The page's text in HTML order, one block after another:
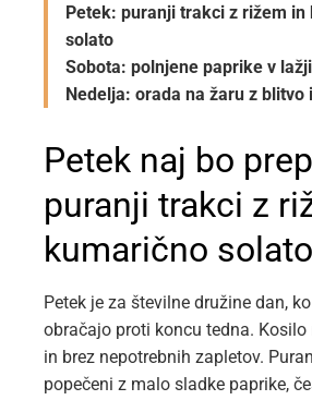
Petek: puranji trakci z rižem in
solato
Sobota: polnjene paprike v
Nedelja: orada na žaru z
Petek naj bo
puranji trakci z
kumarično solato
Petek je za številne družine dan,
obračajo proti koncu tedna.
in brez nepotrebnih zapletov.
popečeni z malo sladke paprike,